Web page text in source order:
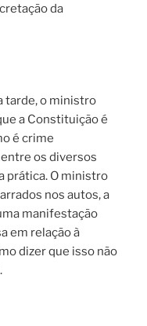
da
tarde, o ministro
a Constituição é
é crime
os diversos
prática. O ministro
nos autos, a
manifestação
em relação à
dizer que isso não